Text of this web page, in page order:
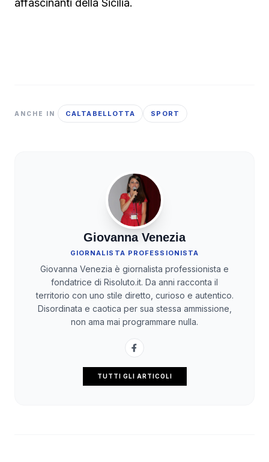
affascinanti della Sicilia.
ANCHE IN CALTABELLOTTA SPORT
Giovanna Venezia
GIORNALISTA PROFESSIONISTA
Giovanna Venezia è giornalista professionista e
fondatrice di Risoluto.it. Da anni racconta il
territorio con uno stile diretto, curioso e autentico.
Disordinata e caotica per sua stessa ammissione,
non ama mai programmare nulla.
TUTTI GLI ARTICOLI